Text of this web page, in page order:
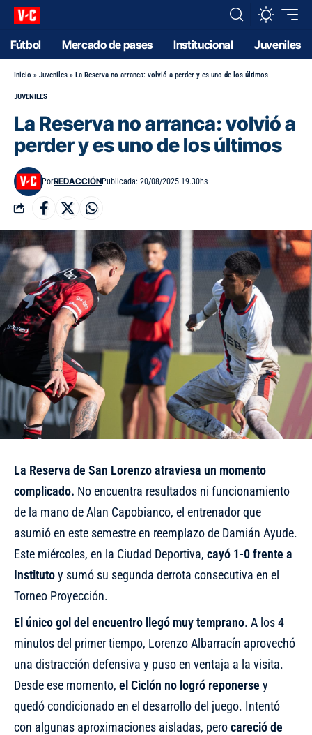
Fútbol Mercado de pases Institucional Juveniles
Inicio » Juveniles » La Reserva no arranca: volvió a perder y es uno de los últimos
JUVENILES
La Reserva no arranca: volvió a
perder y es uno de los últimos
PorREDACCIÓNPublicada: 20/08/2025 19.30hs
La Reserva de San Lorenzo atraviesa un momento
complicado. No encuentra resultados ni funcionamiento
de la mano de Alan Capobianco, el entrenador que
asumió en este semestre en reemplazo de Damián Ayude.
Este miércoles, en la Ciudad Deportiva, cayó 1-0 frente a
Institutoy sumó su segunda derrota consecutiva en el
Torneo Proyección.
El único gol del encuentro llegó muy temprano. A los 4
minutos del primer tiempo, Lorenzo Albarracín aprovechó
una distracción defensiva y puso en ventaja a la visita.
Desde ese momento, el Ciclón no logró reponerse y
quedó condicionado en el desarrollo del juego. Intentó
con algunas aproximaciones aisladas, perocareció de